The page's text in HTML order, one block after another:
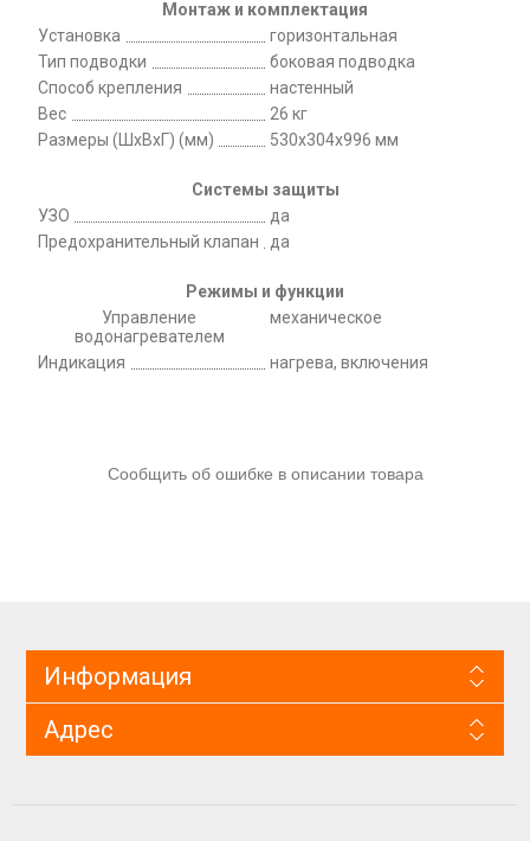
Монтаж и комплектация
Установка
горизонтальная
Тип подводки
боковая подводка
Способ крепления
настенный
Вес
26 кг
Размеры (ШхВхГ) (мм)
530x304x996 мм
Системы защиты
УЗО
да
Предохранительный клапан
да
Режимы и функции
Управление
водонагревателем
механическое
Индикация нагрева, включения
Сообщить об ошибке в описании товара
Информация
Адрес